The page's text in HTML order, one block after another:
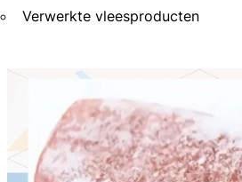
Verwerkte vleesproducten